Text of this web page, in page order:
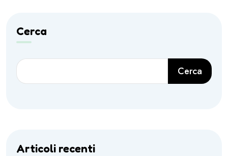
Cerca
Cerca
Articoli recenti